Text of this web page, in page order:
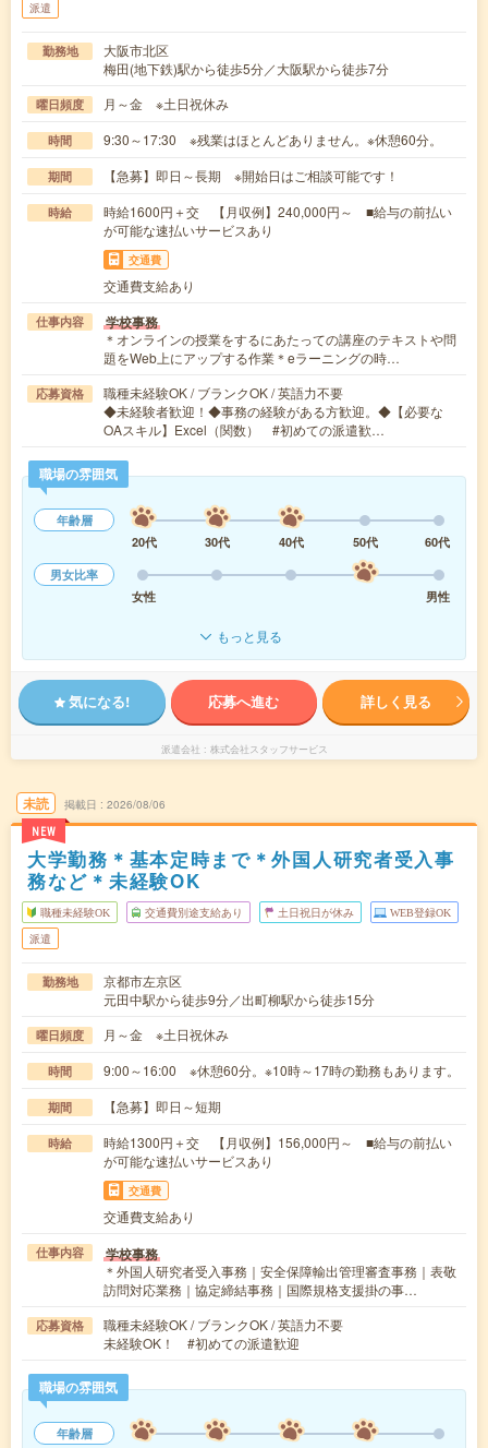
派遣
勤務地
大阪市北区
梅田(地下鉄)駅から徒歩5分／大阪駅から徒歩7分
曜日頻度 月～金 ※土日祝休み
時間 9:30～17:30 ※残業はほとんどありません。※休憩60分。
期間 【急募】即日～長期 ※開始日はご相談可能です！
時給
時給1600円＋交 【月収例】240,000円～ ■給与の前払い
が可能な速払いサービスあり
交通費
交通費支給あり
仕事内容 学校事務
＊オンラインの授業をするにあたっての講座のテキストや問
題をWeb上にアップする作業＊eラーニングの時…
応募資格
職種未経験OK / ブランクOK / 英語力不要
◆未経験者歓迎！◆事務の経験がある方歓迎。◆【必要な
OAスキル】Excel（関数） #初めての派遣歓…
職場の雰囲気
年齢層
20代
30代 40代 50代
60代
男女比率
女性
男性
もっと見る
気になる! 応募へ進む 詳しく見る
派遣会社 株式会社スタッフサービス
未読
NEW
掲載日 2026/08/06
大学勤務＊基本定時まで＊外国人研究者受入事
務など＊未経験OK
職種未経験OK 交通費別途支給あり 土日祝日が休み WEB登録OK
派遣
勤務地
京都市左京区
元田中駅から徒歩9分／出町柳駅から徒歩15分
曜日頻度 月～金 ※土日祝休み
時間 9:00～16:00 ※休憩60分。※10時～17時の勤務もあります。
期間 【急募】即日～短期
時給
時給1300円＋交 【月収例】156,000円～ ■給与の前払い
が可能な速払いサービスあり
交通費
交通費支給あり
仕事内容 学校事務
＊外国人研究者受入事務｜安全保障輸出管理審査事務｜表敬
訪問対応業務｜協定締結事務｜国際規格支援掛の事…
応募資格
職種未経験OK / ブランクOK / 英語力不要
未経験OK！ #初めての派遣歓迎
職場の雰囲気
年齢層